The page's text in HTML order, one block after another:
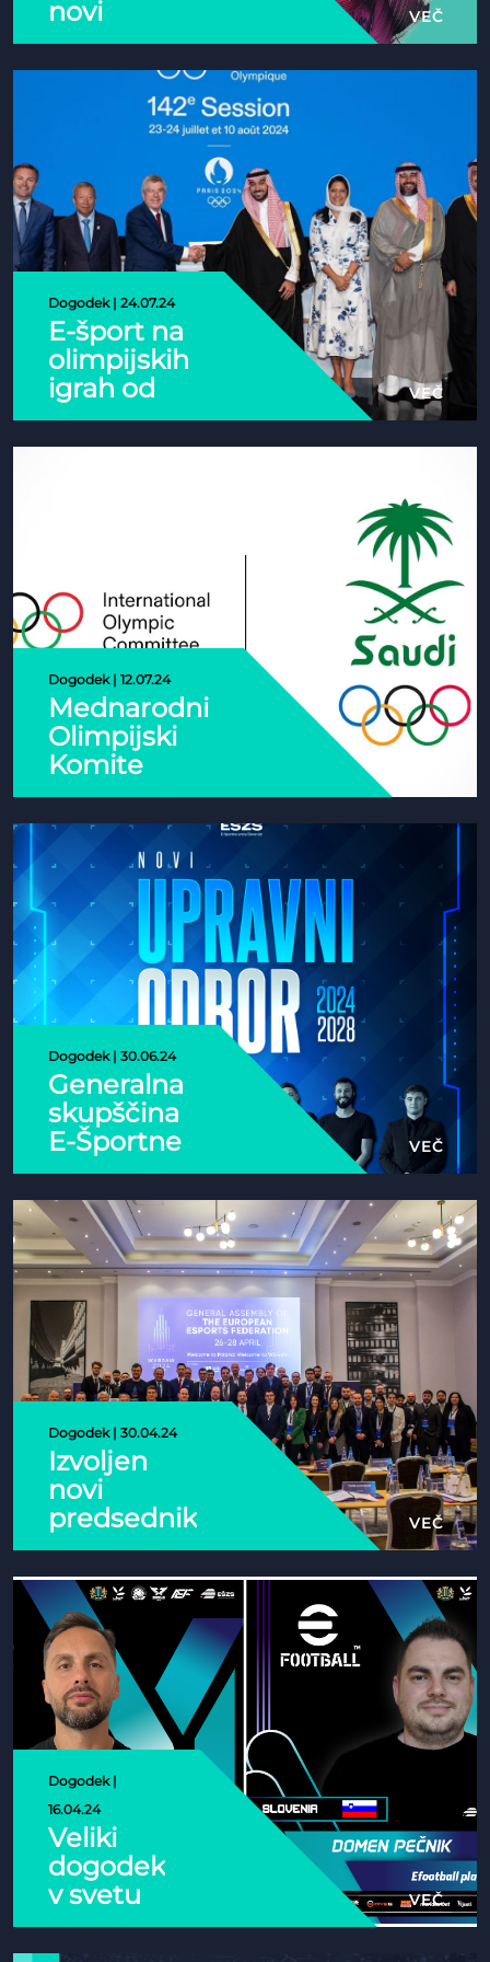
novi
partner
E-
športne
VEČ
Dogodek | 24.07.24
E-šport na
olimpijskih
igrah od
leta 2025
naprej!
VEČ
Dogodek | 12.07.24
Mednarodni
Olimpijski
Komite
Napoveduje
Prve
Olimpijske
E-športne
Igre v
Savdski
Arabiji
Dogodek | 30.06.24
Generalna
skupščina
E-Športne
zveze
Slovenije
VEČ
Dogodek | 30.04.24
Izvoljen
novi
predsednik
Evropske
e-športne
zveze
VEČ
Dogodek |
16.04.24
Veliki
dogodek
v svetu
iger
VEČ